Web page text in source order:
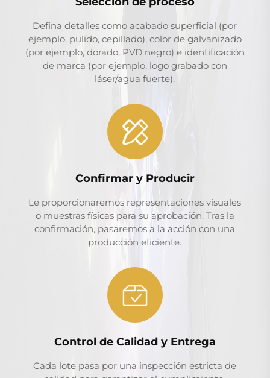
Defina detalles como acabado superficial (por
ejemplo, pulido, cepillado), color de galvanizado
(por ejemplo, dorado, PVD negro) e identificación
de marca (por ejemplo, logo grabado con
láser/agua fuerte).
Confirmar y Producir
Le proporcionaremos representaciones visuales
o muestras físicas para su aprobación. Tras la
confirmación, pasaremos a la acción con una
producción eficiente.
Control de Calidad y Entrega
Cada lote pasa por una inspección estricta de